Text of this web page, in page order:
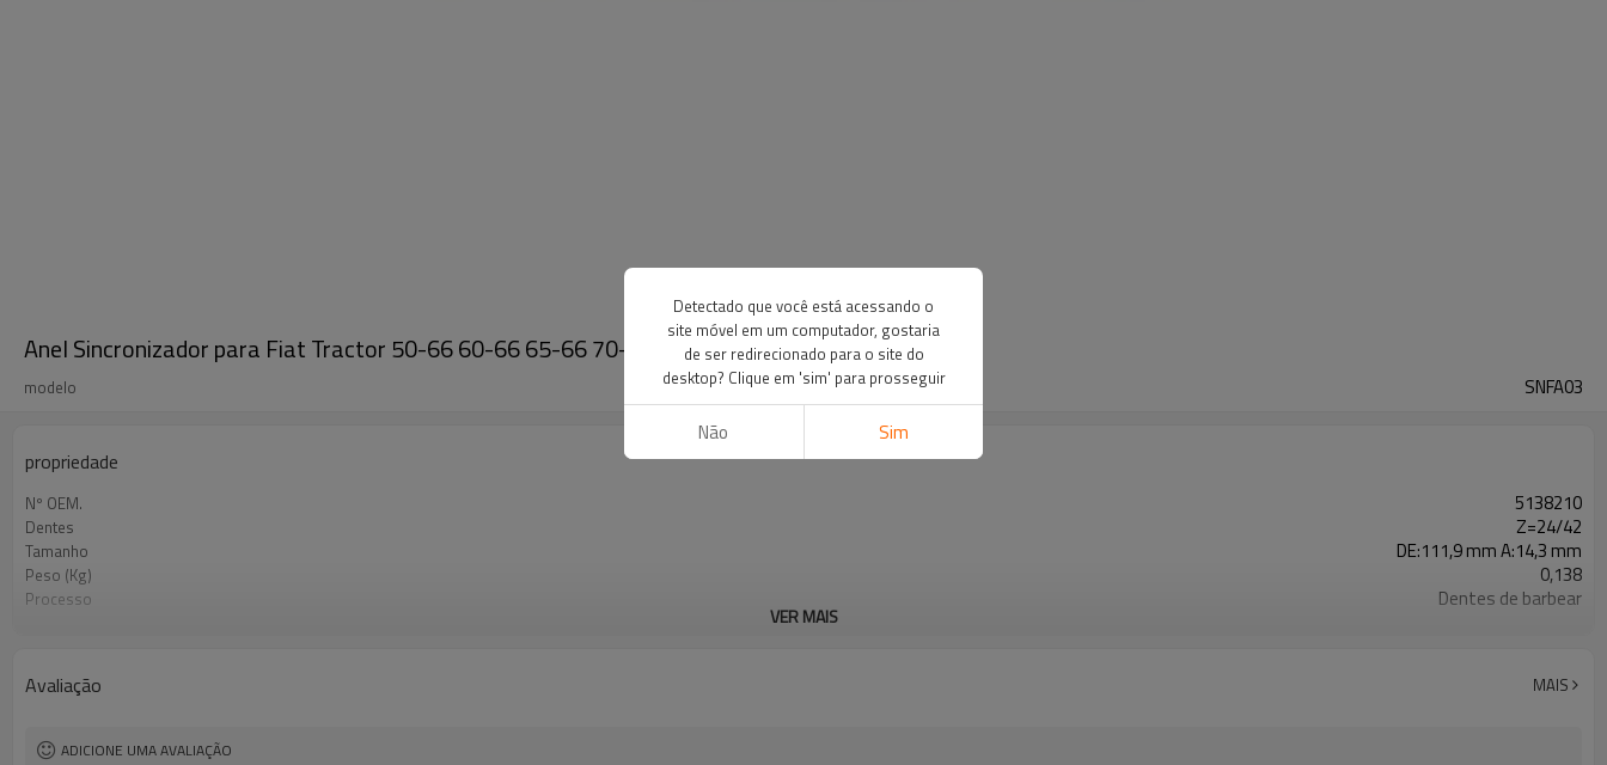
Anel Sincronizador para Fiat Tractor 50-66 60-66 65-66 70-66 80-66 5138210-PAIRGEARS
modelo SNFA03
propriedade
Nº OEM. 5138210
Dentes Z=24/42
Tamanho DE:111,9 mm A:14,3 mm
Peso (Kg) 0,138
Processo Dentes de barbear
Tratamento de superfície Moagem de água
VER MAIS
Avaliação MAIS
ADICIONE UMA AVALIAÇÃO
Detectado que você está acessando o
site móvel em um computador, gostaria
de ser redirecionado para o site do
desktop? Clique em 'sim' para prosseguir
Não Sim